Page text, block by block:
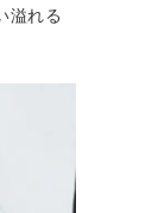
溢れる